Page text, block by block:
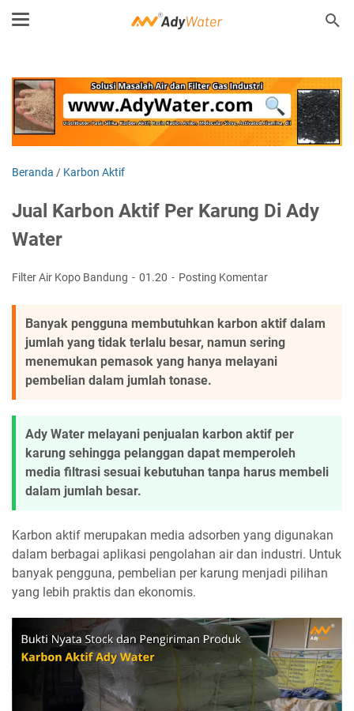
Beranda / Karbon Aktif
Jual Karbon Aktif Per Karung Di Ady
Water
Filter Air Kopo Bandung 01.20 Posting Komentar
Banyak pengguna membutuhkan karbon aktif dalam
jumlah yang tidak terlalu besar, namun sering
menemukan pemasok yang hanya melayani
pembelian dalam jumlah tonase.
Ady Water melayani penjualan karbon aktif per
karung sehingga pelanggan dapat memperoleh
media filtrasi sesuai kebutuhan tanpa harus membeli
dalam jumlah besar.
Karbon aktif merupakan media adsorben yang digunakan
dalam berbagai aplikasi pengolahan air dan industri. Untuk
banyak pengguna, pembelian per karung menjadi pilihan
yang lebih praktis dan ekonomis.